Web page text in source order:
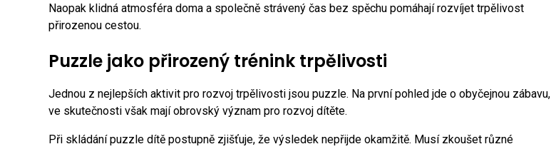
Naopak klidná atmosféra doma a společně strávený čas bez spěchu pomáhají rozvíjet trpělivost
přirozenou cestou.
Puzzle jako přirozený trénink trpělivosti
Jednou z nejlepších aktivit pro rozvoj trpělivosti jsou puzzle. Na první pohled jde o obyčejnou zábavu,
ve skutečnosti však mají obrovský význam pro rozvoj dítěte.
Při skládání puzzle dítě postupně zjišťuje, že výsledek nepřijde okamžitě. Musí zkoušet různé